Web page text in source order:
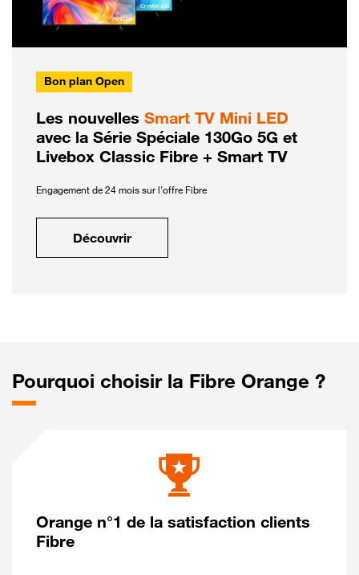
Bon plan Open
Les nouvelles Smart TV Mini LED
avec la Série Spéciale 130Go 5G et
Livebox Classic Fibre + Smart TV
Engagement de 24 mois sur l'offre Fibre
Découvrir
Pourquoi choisir la Fibre Orange ?
Orange n°1 de la satisfaction clients
Fibre